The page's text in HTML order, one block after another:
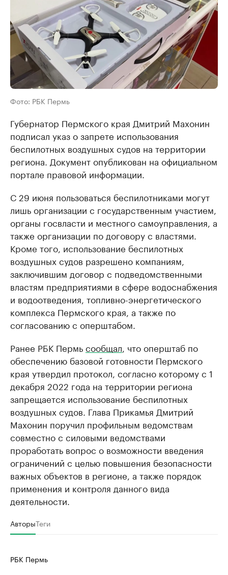
Фото: РБК Пермь
Губернатор Пермского края Дмитрий Махонин
подписал указ о запрете использования
беспилотных воздушных судов на территории
региона. Документ опубликован на официальном
портале правовой информации.
С 29 июня пользоваться беспилотниками могут
лишь организации с государственным участием,
органы госвласти и местного самоуправления, а
также организации по договору с властями.
Кроме того, использование беспилотных
воздушных судов разрешено компаниям,
заключившим договор с подведомственными
властям предприятиями в сфере водоснабжения
и водоотведения, топливно-энергетического
комплекса Пермского края, а также по
согласованию с оперштабом.
Ранее РБК Пермьсообщал , что оперштаб по
обеспечению базовой готовности Пермского
края утвердил протокол, согласно которому с 1
декабря 2022 года на территории региона
запрещается использование беспилотных
воздушных судов. Глава Прикамья Дмитрий
Махонин поручил профильным ведомствам
совместно с силовыми ведомствами
проработать вопрос о возможности введения
ограничений с целью повышения безопасности
важных объектов в регионе, а также порядок
применения и контроля данного вида
деятельности.
АвторыТеги
РБК Пермь